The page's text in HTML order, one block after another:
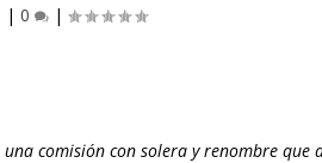
| 0 |
comisión con solera y renombre que